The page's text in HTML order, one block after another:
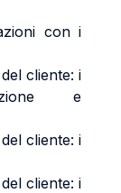
con i
cliente: i
e
cliente: i
cliente: i